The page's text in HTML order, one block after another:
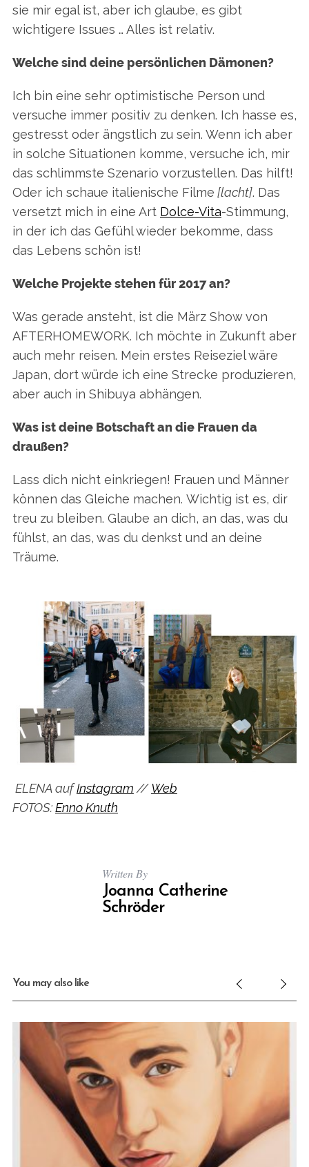
sie mir egal ist, aber ich glaube, es gibt
wichtigere Issues … Alles ist relativ.
Welche sind deine persönlichen Dämonen?
Ich bin eine sehr optimistische Person und
versuche immer positiv zu denken. Ich hasse es,
gestresst oder ängstlich zu sein. Wenn ich aber
in solche Situationen komme, versuche ich, mir
das schlimmste Szenario vorzustellen. Das hilft!
Oder ich schaue italienische Filme [lacht]. Das
versetzt mich in eine Art Dolce-Vita-Stimmung,
in der ich das Gefühl wieder bekomme, dass
das Lebens schön ist!
Welche Projekte stehen für 2017 an?
Was gerade ansteht, ist die März Show von
AFTERHOMEWORK. Ich möchte in Zukunft aber
auch mehr reisen. Mein erstes Reiseziel wäre
Japan, dort würde ich eine Strecke produzieren,
aber auch in Shibuya abhängen.
Was ist deine Botschaft an die Frauen da
draußen?
Lass dich nicht einkriegen! Frauen und Männer
können das Gleiche machen. Wichtig ist es, dir
treu zu bleiben. Glaube an dich, an das, was du
fühlst, an das, was du denkst und an deine
Träume.
ELENA aufInstagram//Web
FOTOS:Enno Knuth
Written By
Joanna Catherine
Schröder
You may also like
: